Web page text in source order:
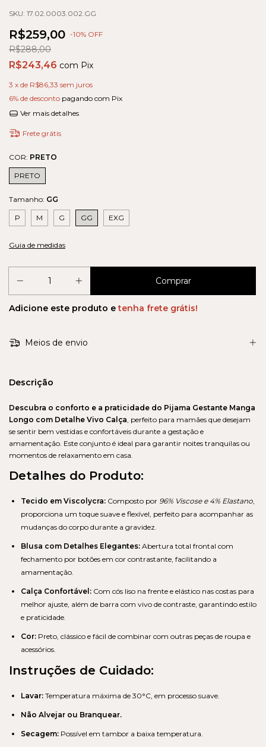
SKU: 17.02.0003.002.GG
R$259,00 -10% OFF
R$288,00
R$243,46 com Pix
3 x de R$86,33 sem juros
6% de desconto pagando com Pix
Ver mais detalhes
Frete grátis
COR: PRETO
PRETO
Tamanho: GG
P M G GG EXG
Guia de medidas
Adicione este produto etenha frete grátis!
Meios de envio
Descrição
Descubra o conforto e a praticidade do Pijama Gestante Manga
Longo com Detalhe Vivo Calça , perfeito para mamães que desejam
se sentir bem vestidas e confortáveis durante a gestação e
amamentação. Este conjunto é ideal para garantir noites tranquilas ou
momentos de relaxamento em casa.
Detalhes do Produto:
Tecido em Viscolycra: Composto por 96% Viscose e 4% Elastano
proporciona um toque suave e flexível, perfeito para acompanhar as
mudanças do corpo durante a gravidez.
Blusa com Detalhes Elegantes: Abertura total frontal com
fechamento por botões em cor contrastante, facilitando a
amamentação.
Calça Confortável: Com cós liso na frente e elástico nas costas para
melhor ajuste, além de barra com vivo de contraste, garantindo estilo
e praticidade.
Cor: Preto, clássico e fácil de combinar com outras peças de roupa e
acessórios.
Instruções de Cuidado:
Lavar: Temperatura máxima de 30°C, em processo suave.
Não Alvejar ou Branquear.
Secagem: Possível em tambor a baixa temperatura.